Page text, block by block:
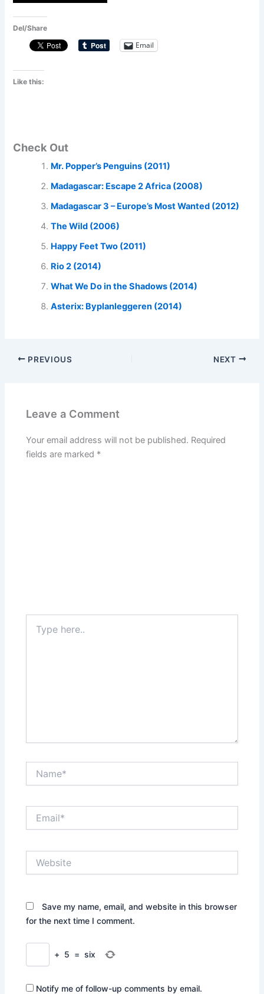
Del/Share
Email
Like this:
Check Out
Mr. Popper’s Penguins (2011)
Madagascar: Escape 2 Africa (2008)
Madagascar 3 – Europe’s Most Wanted (2012)
The Wild (2006)
Happy Feet Two (2011)
Rio 2 (2014)
What We Do in the Shadows (2014)
Asterix: Byplanleggeren (2014)
PREVIOUS NEXT
Leave a Comment
Your email address will not be published. Required
fields are marked *
here..
Save my name, email, and website in this browser
for the next time I comment.
+ 5 = six
Notify me of follow-up comments by email.